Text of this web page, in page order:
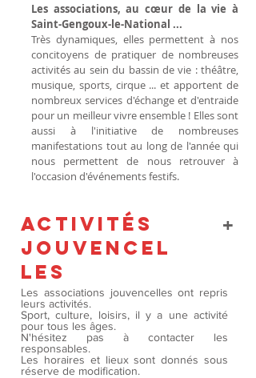
Les associations, au cœur de la vie à
Saint-Gengoux-le-National ...
Très dynamiques, elles permettent à nos
concitoyens de pratiquer de nombreuses
activités au sein du bassin de vie : théâtre,
musique, sports, cirque ... et apportent de
nombreux services d'échange et d'entraide
pour un meilleur vivre ensemble ! Elles sont
aussi à l'initiative de nombreuses
manifestations tout au long de l'année qui
nous permettent de nous retrouver à
l'occasion d'événements festifs.
Activités
Jouvencel
les
+
Les associations jouvencelles ont repris
leurs activités.
Sport, culture, loisirs, il y a une activité
pour tous les âges.
N'hésitez pas à contacter les
responsables.
Les horaires et lieux sont donnés sous
réserve de modification.